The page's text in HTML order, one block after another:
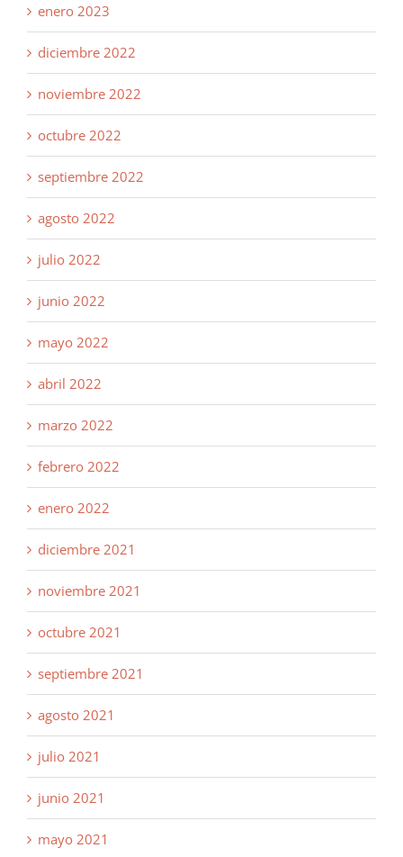
enero 2023
diciembre 2022
noviembre 2022
octubre 2022
septiembre 2022
agosto 2022
julio 2022
junio 2022
mayo 2022
abril 2022
marzo 2022
febrero 2022
enero 2022
diciembre 2021
noviembre 2021
octubre 2021
septiembre 2021
agosto 2021
julio 2021
junio 2021
mayo 2021